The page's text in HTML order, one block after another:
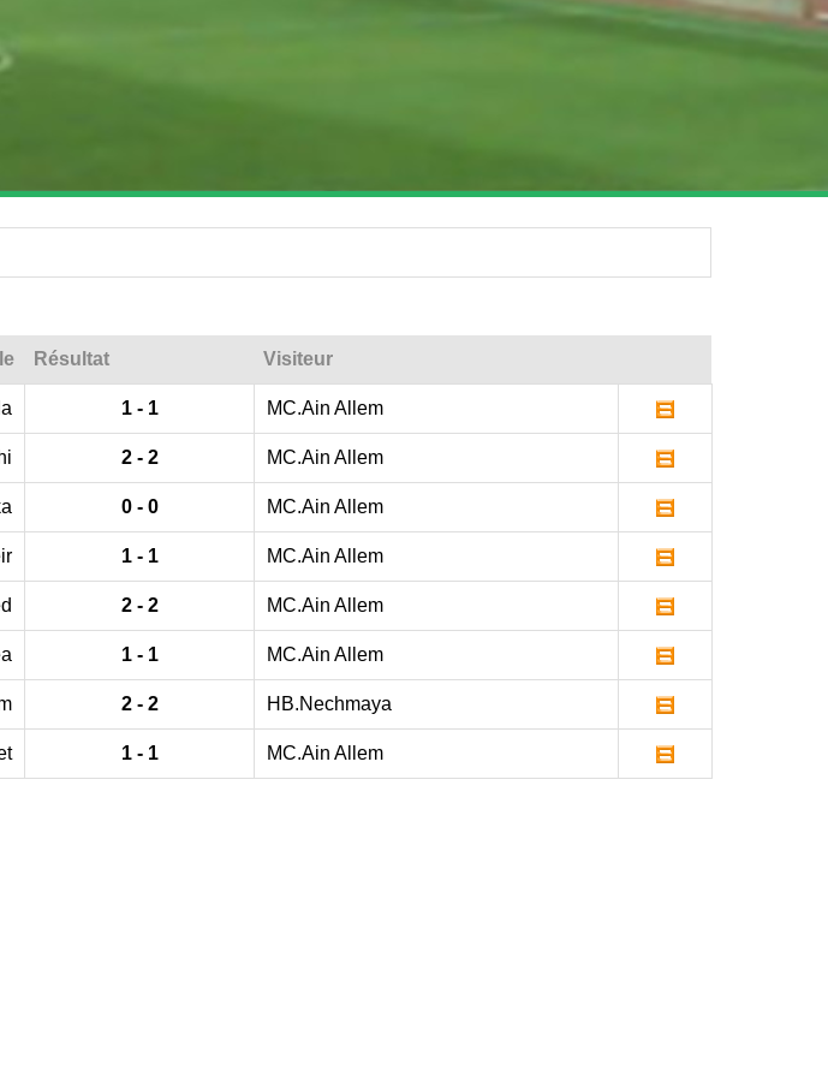
Résultat Visiteur
1 - 1 MC.Ain Allem
2 - 2 MC.Ain Allem
0 - 0 MC.Ain Allem
1 - 1 MC.Ain Allem
2 - 2 MC.Ain Allem
1 - 1 MC.Ain Allem
2 - 2 HB.Nechmaya
1 - 1 MC.Ain Allem